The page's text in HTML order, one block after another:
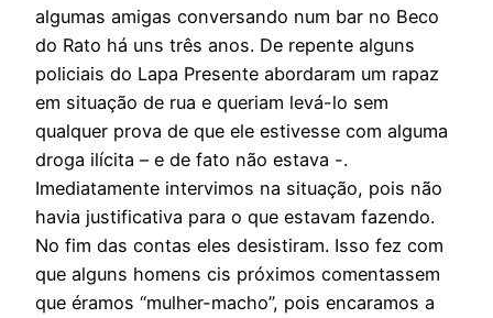
algumas amigas conversando num bar no Beco
do Rato há uns três anos. De repente alguns
policiais do Lapa Presente abordaram um rapaz
em situação de rua e queriam levá-lo sem
qualquer prova de que ele estivesse com alguma
droga ilícita – e de fato não estava -.
Imediatamente intervimos na situação, pois não
havia justificativa para o que estavam fazendo.
No fim das contas eles desistiram. Isso fez com
que alguns homens cis próximos comentassem
que éramos “mulher-macho”, pois encaramos a